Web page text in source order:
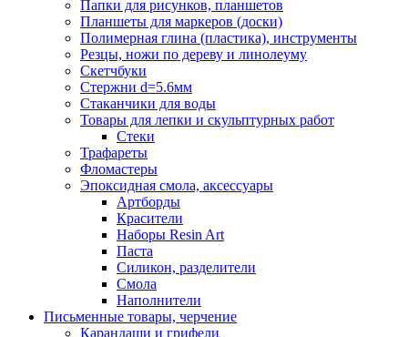
Папки для рисунков, планшетов
Планшеты для маркеров (доски)
Полимерная глина (пластика), инструменты
Резцы, ножи по дереву и линолеуму
Скетчбуки
Стержни d=5.6мм
Стаканчики для воды
Товары для лепки и скульптурных работ
Стеки
Трафареты
Фломастеры
Эпоксидная смола, аксессуары
Артборды
Красители
Наборы Resin Art
Паста
Силикон, разделители
Смола
Наполнители
Письменные товары, черчение
Карандаши и грифели